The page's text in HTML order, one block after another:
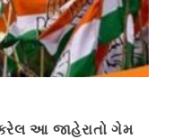
આ જાહેરાતો ગેમ